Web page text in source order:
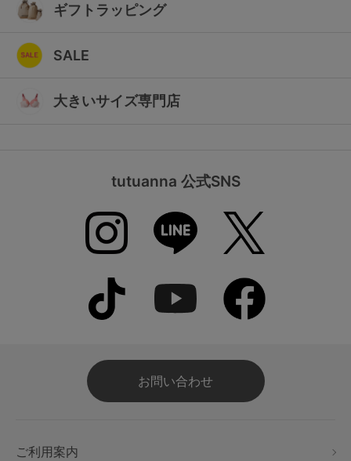
ギフトラッピング
SALE
大きいサイズ専門店
tutuanna 公式SNS
お問い合わせ
ご利用案内